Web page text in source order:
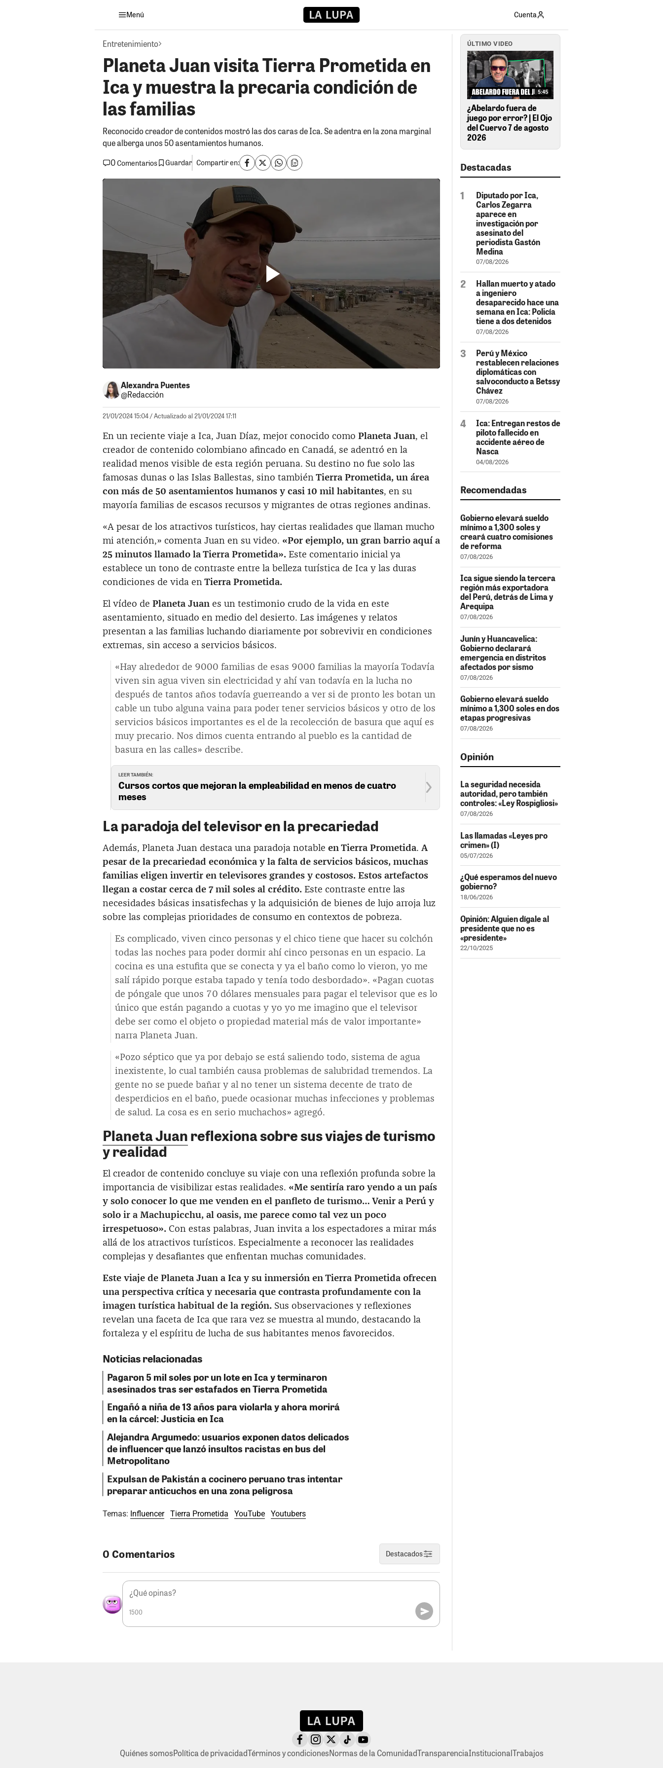
Menú Cuenta
Entretenimiento
Planeta Juan visita Tierra Prometida en
Ica y muestra la precaria condición de
las familias
Reconocido creador de contenidos mostró las dos caras de Ica. Se adentra en la zona marginal
que alberga unos 50 asentamientos humanos.
0Comentarios Guardar Compartir en:
Alexandra Puentes
@Redacción
21/01/2024 15:04/ Actualizado al 21/01/2024 17:11
En un reciente viaje a Ica, Juan Díaz, mejor conocido como Planeta Juan, el
creador de contenido colombiano afincado en Canadá, se adentró en la
realidad menos visible de esta región peruana. Su destino no fue solo las
famosas dunas o las Islas Ballestas, sino también Tierra Prometida, un área
con más de 50 asentamientos humanos y casi 10 mil habitantes, en su
mayoría familias de escasos recursos y migrantes de otras regiones andinas.
«A pesar de los atractivos turísticos, hay ciertas realidades que llaman mucho
mi atención,» comenta Juan en su video. «Por ejemplo, un gran barrio aquí a
25 minutos llamado la Tierra Prometida». Este comentario inicial ya
establece un tono de contraste entre la belleza turística de Ica y las duras
condiciones de vida en Tierra Prometida.
El vídeo de Planeta Juan es un testimonio crudo de la vida en este
asentamiento, situado en medio del desierto. Las imágenes y relatos
presentan a las familias luchando diariamente por sobrevivir en condiciones
extremas, sin acceso a servicios básicos.
«Hay alrededor de 9000 familias de esas 9000 familias la mayoría Todavía
viven sin agua viven sin electricidad y ahí van todavía en la lucha no
después de tantos años todavía guerreando a ver si de pronto les botan un
cable un tubo alguna vaina para poder tener servicios básicos y otro de los
servicios básicos importantes es el de la recolección de basura que aquí es
muy precario. Nos dimos cuenta entrando al pueblo es la cantidad de
basura en las calles» describe.
LEER TAMBIÉN:
Cursos cortos que mejoran la empleabilidad en menos de cuatro
meses
La paradoja del televisor en la precariedad
Además, Planeta Juan destaca una paradoja notable en Tierra Prometida. A
pesar de la precariedad económica y la falta de servicios básicos, muchas
familias eligen invertir en televisores grandes y costosos. Estos artefactos
llegan a costar cerca de 7 mil soles al crédito. Este contraste entre las
necesidades básicas insatisfechas y la adquisición de bienes de lujo arroja luz
sobre las complejas prioridades de consumo en contextos de pobreza.
Es complicado, viven cinco personas y el chico tiene que hacer su colchón
todas las noches para poder dormir ahí cinco personas en un espacio. La
cocina es una estufita que se conecta y ya el baño como lo vieron, yo me
salí rápido porque estaba tapado y tenía todo desbordado». «Pagan cuotas
de póngale que unos 70 dólares mensuales para pagar el televisor que es lo
único que están pagando a cuotas y yo yo me imagino que el televisor
debe ser como el objeto o propiedad material más de valor importante»
narra Planeta Juan.
«Pozo séptico que ya por debajo se está saliendo todo, sistema de agua
inexistente, lo cual también causa problemas de salubridad tremendos. La
gente no se puede bañar y al no tener un sistema decente de trato de
desperdicios en el baño, puede ocasionar muchas infecciones y problemas
de salud. La cosa es en serio muchachos» agregó.
Planeta Juanreflexiona sobre sus viajes de turismo
y realidad
El creador de contenido concluye su viaje con una reflexión profunda sobre la
importancia de visibilizar estas realidades. «Me sentiría raro yendo a un país
y solo conocer lo que me venden en el panfleto de turismo… Venir a Perú y
solo ir a Machupicchu, al oasis, me parece como tal vez un poco
irrespetuoso». Con estas palabras, Juan invita a los espectadores a mirar más
allá de los atractivos turísticos. Especialmente a reconocer las realidades
complejas y desafiantes que enfrentan muchas comunidades.
Este viaje de Planeta Juan a Ica y su inmersión en Tierra Prometida ofrecen
una perspectiva crítica y necesaria que contrasta profundamente con la
imagen turística habitual de la región. Sus observaciones y reflexiones
revelan una faceta de Ica que rara vez se muestra al mundo, destacando la
fortaleza y el espíritu de lucha de sus habitantes menos favorecidos.
Noticias relacionadas
Pagaron 5 mil soles por un lote en Ica y terminaron
asesinados tras ser estafados en Tierra Prometida
Engañó a niña de 13 años para violarla y ahora morirá
en la cárcel: Justicia en Ica
Alejandra Argumedo: usuarios exponen datos delicados
de influencer que lanzó insultos racistas en bus del
Metropolitano
Expulsan de Pakistán a cocinero peruano tras intentar
preparar anticuchos en una zona peligrosa
Temas: Influencer Tierra Prometida YouTube Youtubers
0 Comentarios Destacados
1500
ÚLTIMO VIDEO
5:45
¿Abelardo fuera de
juego por error? | El Ojo
del Cuervo 7 de agosto
2026
Destacadas
Diputado por Ica,
Carlos Zegarra
aparece en
investigación por
asesinato del
periodista Gastón
Medina
07/08/2026
Hallan muerto y atado
a ingeniero
desaparecido hace una
semana en Ica: Policía
tiene a dos detenidos
07/08/2026
Perú y México
restablecen relaciones
diplomáticas con
salvoconducto a Betssy
Chávez
07/08/2026
Ica: Entregan restos de
piloto fallecido en
accidente aéreo de
Nasca
04/08/2026
Recomendadas
Gobierno elevará sueldo
mínimo a 1,300 soles y
creará cuatro comisiones
de reforma
07/08/2026
Ica sigue siendo la tercera
región más exportadora
del Perú, detrás de Lima y
Arequipa
07/08/2026
Junín y Huancavelica:
Gobierno declarará
emergencia en distritos
afectados por sismo
07/08/2026
Gobierno elevará sueldo
mínimo a 1,300 soles en dos
etapas progresivas
07/08/2026
Opinión
La seguridad necesida
autoridad, pero también
controles: «Ley Rospigliosi»
07/08/2026
Las llamadas «Leyes pro
crimen» (I)
05/07/2026
¿Qué esperamos del nuevo
gobierno?
18/06/2026
Opinión: Alguien dígale al
presidente que no es
«presidente»
22/10/2025
Quiénes somosPolítica de privacidadTérminos y condicionesNormas de la ComunidadTransparenciaInstitucionalTrabajos